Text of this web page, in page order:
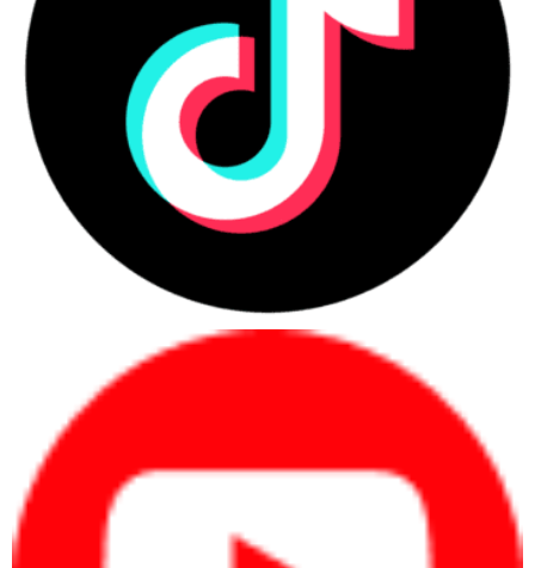
Bảo hành chính hãng 2 năm – An tâm sử dụng
Dell Inspiron 3030S-MTI51015W1 được bảo hành chính hãng 24
tháng, hỗ trợ tận nơi từ Dell, mang lại sự yên tâm tuyệt đối cho
người dùng trong suốt quá trình sử dụng.